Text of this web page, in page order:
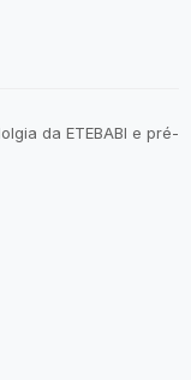
da ETEBABI e pré-